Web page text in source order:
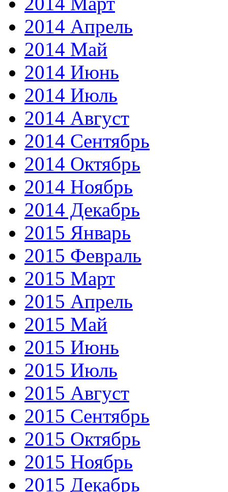
2014 Апрель
2014 Май
2014 Июнь
2014 Июль
2014 Август
2014 Сентябрь
2014 Октябрь
2014 Ноябрь
2014 Декабрь
2015 Январь
2015 Февраль
2015 Март
2015 Апрель
2015 Май
2015 Июнь
2015 Июль
2015 Август
2015 Сентябрь
2015 Октябрь
2015 Ноябрь
2015 Декабрь